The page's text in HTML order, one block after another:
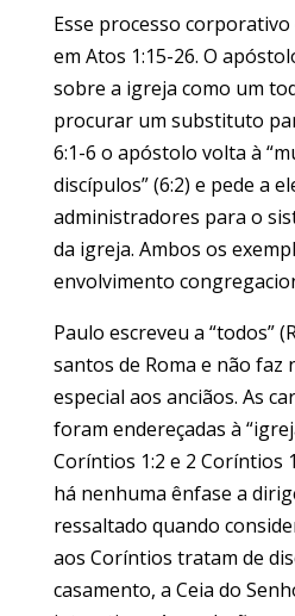
Esse processo
em Atos 1:15-26. O
sobre a igreja como um
procurar um substituto
6:1-6 o apóstolo volta à
discípulos” (6:2) e pede a
administradores para o
da igreja. Ambos os
envolvimento
Paulo escreveu a “todos”
santos de Roma e não faz
especial aos anciãos. As
foram endereçadas à
Coríntios 1:2 e 2 Coríntios
há nenhuma ênfase a
ressaltado quando
aos Coríntios tratam de
casamento, a Ceia do